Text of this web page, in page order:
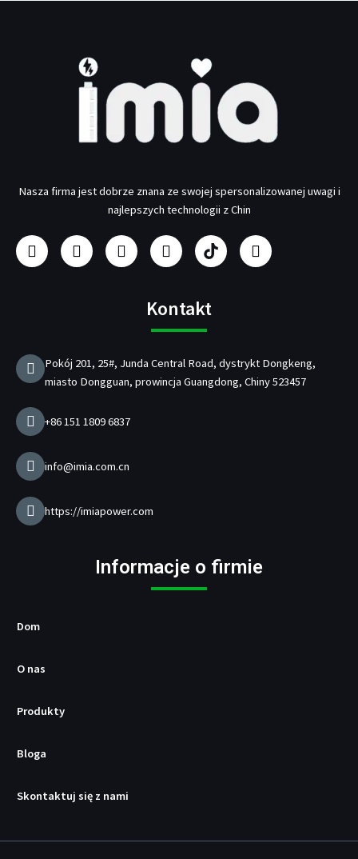
Nasza firma jest dobrze znana ze swojej spersonalizowanej uwagi i
najlepszych technologii z Chin
F
a
c
k
I
n
s
m
a
y
o
u
L
i
n
e
d
i
P
r
o
u
c
n
t
ł
B
/
Ś
w
i
Kontakt
Pokój 201, 25#, Junda Central Road, dystrykt Dongkeng,
miasto Dongguan, prowincja Guangdong, Chiny 523457
+86 151 1809 6837
info@imia.com.cn
https://imiapower.com
Informacje o firmie
Dom
O nas
Produkty
Bloga
Skontaktuj się z nami